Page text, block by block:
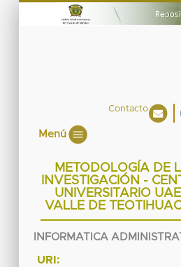
Contacto
Menú
METODOLOGÍA DE
INVESTIGACIÓN -
UNIVERSITARIO
VALLE DE
INFORMATICA
URI: